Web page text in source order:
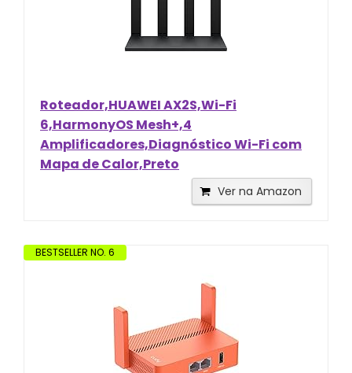
Roteador,HUAWEI AX2S,Wi-Fi
6,HarmonyOS Mesh+,4
Amplificadores,Diagnóstico Wi-Fi com
Mapa de Calor,Preto
Ver na Amazon
BESTSELLER NO. 6